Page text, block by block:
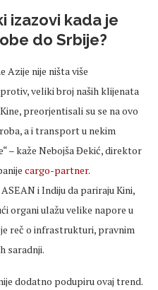
izazovi kada je
do Srbije?
Azije nije ništa više
veliki broj naših klijenata
preorjentisali su se na ovo
a i transport u nekim
– kaže Nebojša Đekić, direktor
cargo-partner.
i Indiju da pariraju Kini,
organi ulažu velike napore u
reč o infrastrukturi, pravnim
saradnji.
dodatno podupiru ovaj trend.